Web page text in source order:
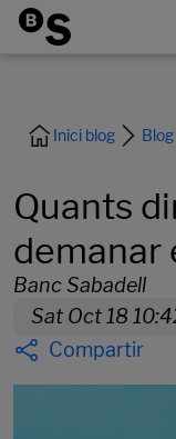
Inici blog
Quants
demanar
Banc Sabadell
Sat Oct 18
Compartir